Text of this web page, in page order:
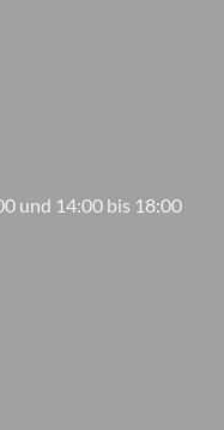
und 14:00 bis 18:00